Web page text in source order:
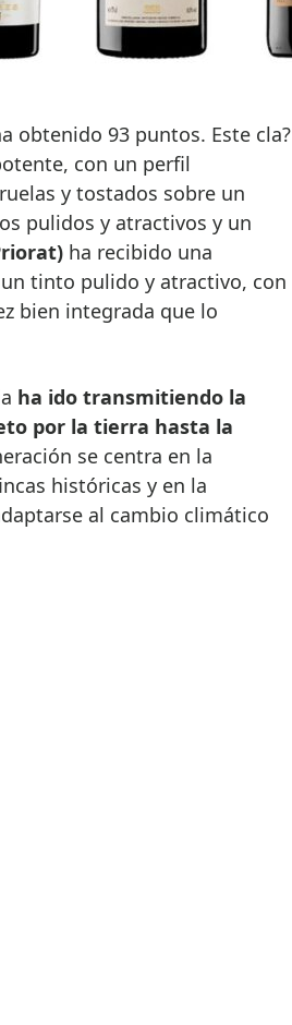
obtenido 93 puntos. Este cla?
con un perfil
y tostados sobre un
pulidos y atractivos y un
ha recibido una
tinto pulido y atractivo, con
bien integrada que lo
ha ido transmitiendo la
por la tierra hasta la
se centra en la
históricas y en la
al cambio climático